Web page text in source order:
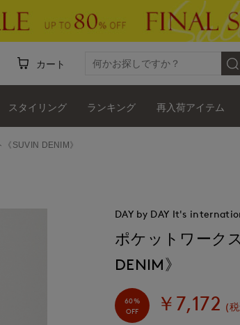
カート
スタイリング ランキング 再入荷アイテム
SUVIN DENIM》
DAY by DAY It's
ポケットワーク
DENIM》
60%
OFF
￥7,172 (